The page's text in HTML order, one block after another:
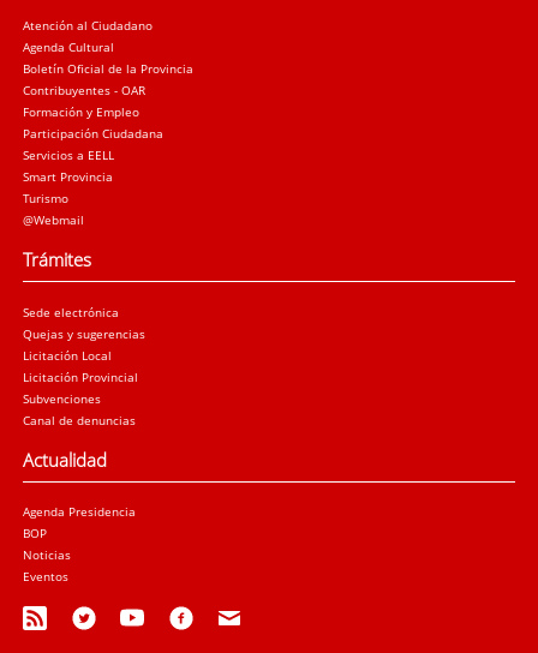
Atención al Ciudadano
Agenda Cultural
Boletín Oficial de la Provincia
Contribuyentes - OAR
Formación y Empleo
Participación Ciudadana
Servicios a EELL
Smart Provincia
Turismo
@Webmail
Trámites
Sede electrónica
Quejas y sugerencias
Licitación Local
Licitación Provincial
Subvenciones
Canal de denuncias
Actualidad
Agenda Presidencia
BOP
Noticias
Eventos